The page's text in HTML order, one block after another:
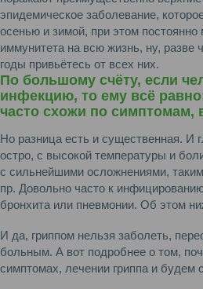
эпидемическое заболевание,
осенью и зимой, при этом
иммунитета на всю жизнь, ну, разве
годы привьётесь от всех них.
По большому счёту, если
инфекцию, то ему всё
часто схожи по симптомам,
Но разница есть и существенная. И
остро, с высокой температуры и
с сильнейшими осложнениями,
пр. Довольно часто к
бронхита или пневмонии. Об этом
И да, гриппом нельзя заболеть,
больным. А вот подробнее о том,
симптомах, лечении гриппа и будем